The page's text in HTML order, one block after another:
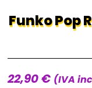
Funko Pop
22,90€ (IVA